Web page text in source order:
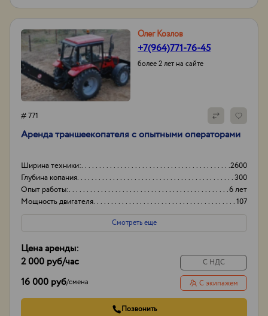
Олег Козлов
+7(964)771-76-45
более 2 лет на сайте
# 771
Аренда траншеекопателя с опытными операторами
Ширина техники:
2600
Глубина копания
300
Опыт работы:
6 лет
Мощность двигателя
107
Смотреть еще
Цена аренды:
2 000 руб/час
16 000 руб/смена
С НДС
С экипажем
Позвонить